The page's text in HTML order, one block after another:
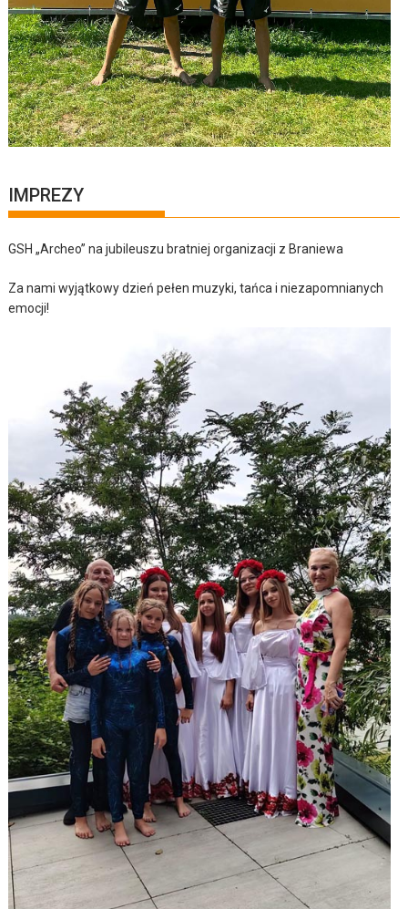
IMPREZY
GSH „Archeo” na jubileuszu bratniej organizacji z Braniewa
Za nami wyjątkowy dzień pełen muzyki, tańca i niezapomnianych
emocji!